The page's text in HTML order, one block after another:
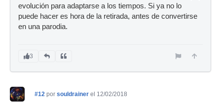
evolución para adaptarse a los tiempos. Si ya no lo
puede hacer es hora de la retirada, antes de convertirse
en una parodia.
3
#12 por souldrainer el 12/02/2018